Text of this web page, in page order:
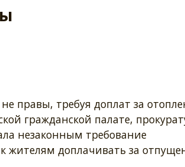
правы, требуя доплат за
гражданской палате,
незаконным требование
доплачивать за